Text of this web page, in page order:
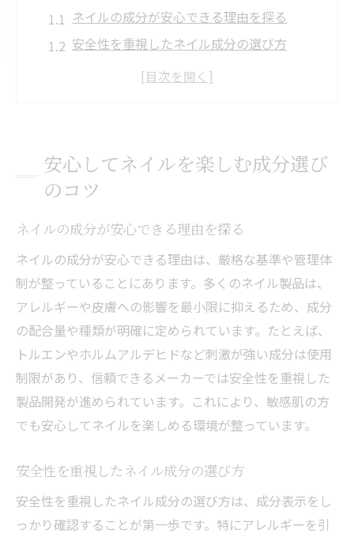
ネイルの成分が安心できる理由を探る
安全性を重視したネイル成分の選び方
肌に優しいネイルを見極める基準とは
ネイル成分の基礎知識を知って安全対策
ネイルに含まれる主な成分とその特徴
安全に楽しむためのネイル成分基礎知識
トラブル回避に役立つネイル情報とは
ネイル成分の働きと選び方のポイント
基本を押さえるネイル成分の豆知識
成分ラベルの見方で安心ネイル生活を
アレルギーが気になる方へのネイル成分解説
アレルギー対策に役立つネイル成分選び
ネイルで肌トラブルを防ぐ方法とは
敏感な方におすすめのネイル構成成分
ネイルの成分チェックと注意点まとめ
アレルギー症状を防ぐためのネイル知識
安心してネイルを楽しむ成分選び
のコツ
ネイルの成分が安心できる理由を探る
ネイルの成分が安心できる理由は、厳格な基準や管理体
制が整っていることにあります。多くのネイル製品は、
アレルギーや皮膚への影響を最小限に抑えるため、成分
の配合量や種類が明確に定められています。たとえば、
トルエンやホルムアルデヒドなど刺激が強い成分は使用
制限があり、信頼できるメーカーでは安全性を重視した
製品開発が進められています。これにより、敏感肌の方
でも安心してネイルを楽しめる環境が整っています。
安全性を重視したネイル成分の選び方
安全性を重視したネイル成分の選び方は、成分表示をし
っかり確認することが第一歩です。特にアレルギーを引